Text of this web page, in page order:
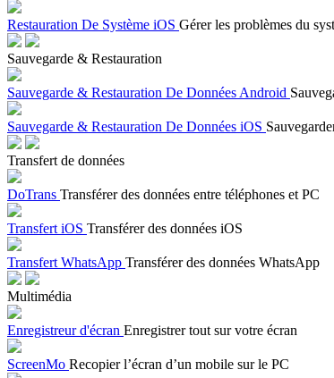
Restauration De Système iOS Gérer les problèmes du
Sauvegarde & Restauration
Sauvegarde & Restauration De Données Android
Sauvegarde & Restauration De Données iOS
Transfert de données
DoTrans Transférer des données entre téléphones et PC
Transfert iOS Transférer des données iOS
Transfert WhatsApp Transférer des données WhatsApp
Multimédia
Enregistreur d'écran Enregistrer tout sur votre écran
ScreenMo Recopier l’écran d’un mobile sur le PC